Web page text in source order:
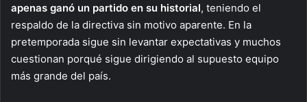
apenas ganó un partido en su historial, teniendo el
respaldo de la directiva sin motivo aparente. En la
pretemporada sigue sin levantar expectativas y muchos
cuestionan porqué sigue dirigiendo al supuesto equipo
más grande del país.